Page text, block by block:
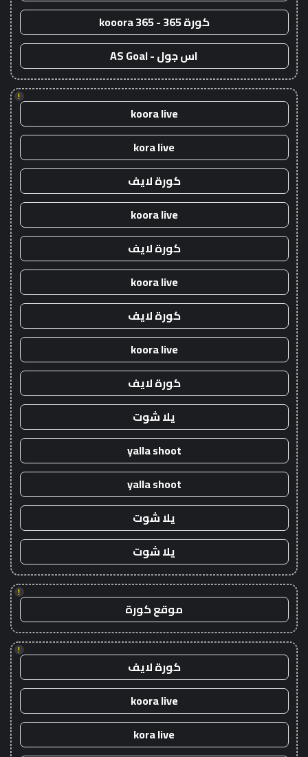
كورة 365 - kooora 365
اس جول - AS Goal
!
koora live
kora live
كورة لايف
koora live
كورة لايف
koora live
كورة لايف
koora live
كورة لايف
يلا شوت
yalla shoot
yalla shoot
يلا شوت
يلا شوت
!
موقع كورة
!
كورة لايف
koora live
kora live